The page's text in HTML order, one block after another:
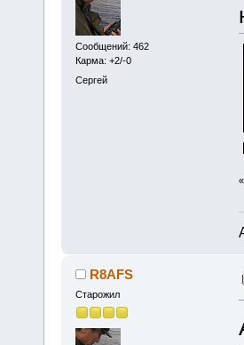
Сообщений: 462
Карма: +2/-0
Сергей
«
R8AFS
Старожил